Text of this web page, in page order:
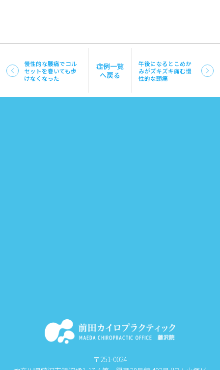
慢性的な腰痛でコル
セットを巻いても歩
けなくなった
症例一覧
へ戻る
午後になるとこめか
みがズキズキ痛む慢
性的な頭痛
〒251-0024